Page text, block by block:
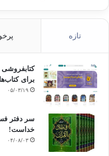
تازه
برای
۰۵/۰۳/۱۹
سر دفتر
خداست‌!
۰۴/۰۸/۰۳